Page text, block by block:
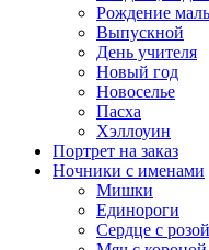
Рождение
Выпускной
День учителя
Новый год
Новоселье
Пасха
Хэллоуин
Портрет на заказ
Ночники с именами
Мишки
Единороги
Сердце с розой